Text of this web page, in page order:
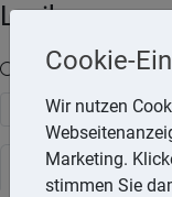
Lexika
Volltext-Suche in
Rechtslexikon
Cookie-
Wir nutzen
Marketing.
stimmen Sie